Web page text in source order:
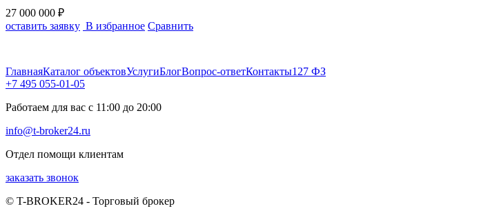
27 000 000 ₽
оставить заявку В избранное Сравнить
ГлавнаяКаталог объектовУслугиБлогВопрос-ответКонтакты127 ФЗ
+7 495 055-01-05
Работаем для вас с 11:00 до 20:00
info@t-broker24.ru
Отдел помощи клиентам
заказать звонок
© T-BROKER24 - Торговый брокер